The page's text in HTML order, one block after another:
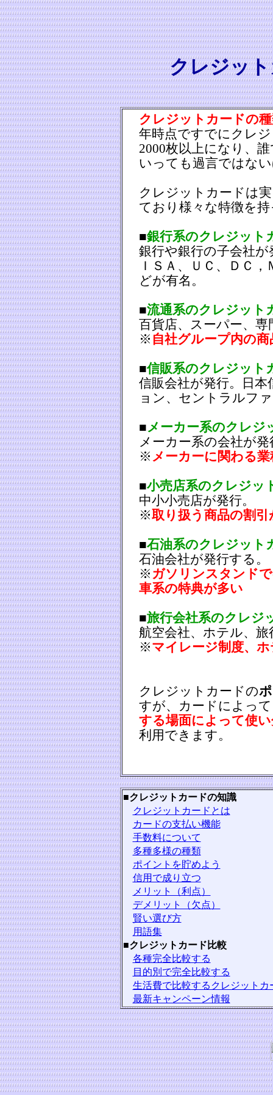
クレジッ
クレジットカードの
年時点ですでにクレ
2000枚以上になり、
いっても過言ではな
クレジットカードは
ており様々な特徴を
■銀行系のクレジット
銀行や銀行の子会社
ＩＳＡ、ＵＣ、ＤＣ
どが有名。
■流通系のクレジット
百貨店、スーパー、
※ 自社グループ内の
■信販系のクレジット
信販会社が発行。日
ョン、セントラルフ
■メーカー系のクレジ
メーカー系の会社が発
※メーカーに関わる
■小売店系のクレジッ
中小小売店が発行。
※取り扱う商品の割引
■石油系のクレジット
石油会社が発行する。
※ ガソリンスタンド
車系の特典が多い
■旅行会社系のクレジ
航空会社、ホテル、旅
※マイレージ制度、
クレジットカードの
すが、カードによっ
する場面によって使
利用できます。
■クレジットカードの知識
クレジットカードとは
カードの支払い機能
手数料について
多種多様の種類
ポイントを貯めよう
信用で成り立つ
メリット（利点）
デメリット（欠点）
賢い選び方
用語集
■クレジットカード比較
各種完全比較する
目的別で完全比較する
生活費で比較するクレジットカ
最新キャンペーン情報